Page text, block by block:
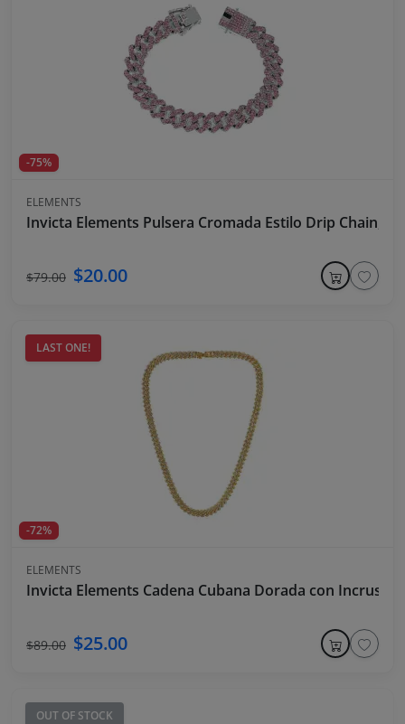
-75%
ELEMENTS
Invicta Elements Pulsera Cromada Estilo Drip Chain,
$79.00 $20.00
LAST ONE!
-72%
ELEMENTS
Invicta Elements Cadena Cubana Dorada con
$89.00 $25.00
OUT OF STOCK